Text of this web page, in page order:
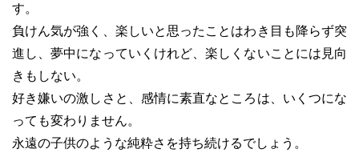
す。
負けん気が強く、楽しいと思ったことはわき目も降らず突
進し、夢中になっていくけれど、楽しくないことには見向
きもしない。
好き嫌いの激しさと、感情に素直なところは、いくつにな
っても変わりません。
永遠の子供のような純粋さを持ち続けるでしょう。